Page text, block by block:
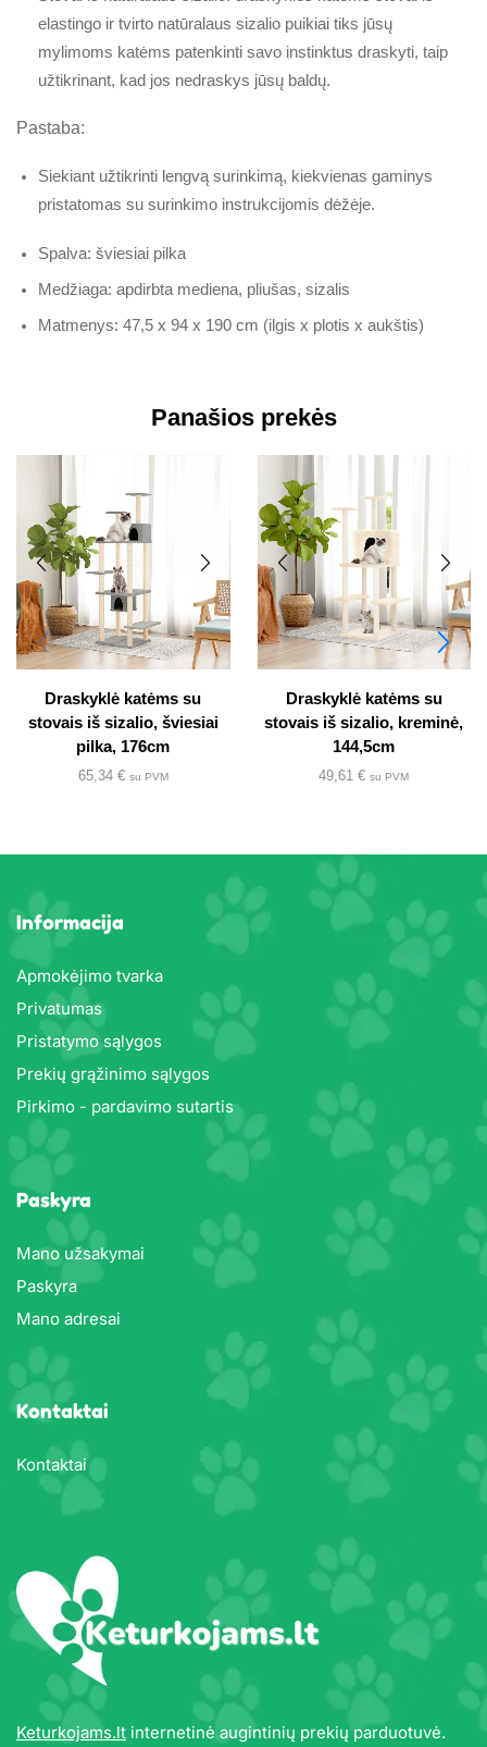
elastingo ir tvirto natūralaus sizalio puikiai tiks jūsų
mylimoms katėms patenkinti savo instinktus draskyti, taip
užtikrinant, kad jos nedraskys jūsų baldų.
Pastaba:
Siekiant užtikrinti lengvą surinkimą, kiekvienas gaminys
pristatomas su surinkimo instrukcijomis dėžėje.
Spalva: šviesiai pilka
Medžiaga: apdirbta mediena, pliušas, sizalis
Matmenys: 47,5 x 94 x 190 cm (ilgis x plotis x aukštis)
Panašios prekės
Draskyklė katėms su
stovais iš sizalio, šviesiai
pilka, 176cm
65,34 € su PVM
Draskyklė katėms su
stovais iš sizalio, kreminė,
144,5cm
49,61€ su PVM
Informacija
Apmokėjimo tvarka
Privatumas
Pristatymo sąlygos
Prekių grąžinimo sąlygos
Pirkimo - pardavimo sutartis
Paskyra
Mano užsakymai
Paskyra
Mano adresai
Kontaktai
Kontaktai
Keturkojams.lt internetinė augintinių prekių parduotuvė.